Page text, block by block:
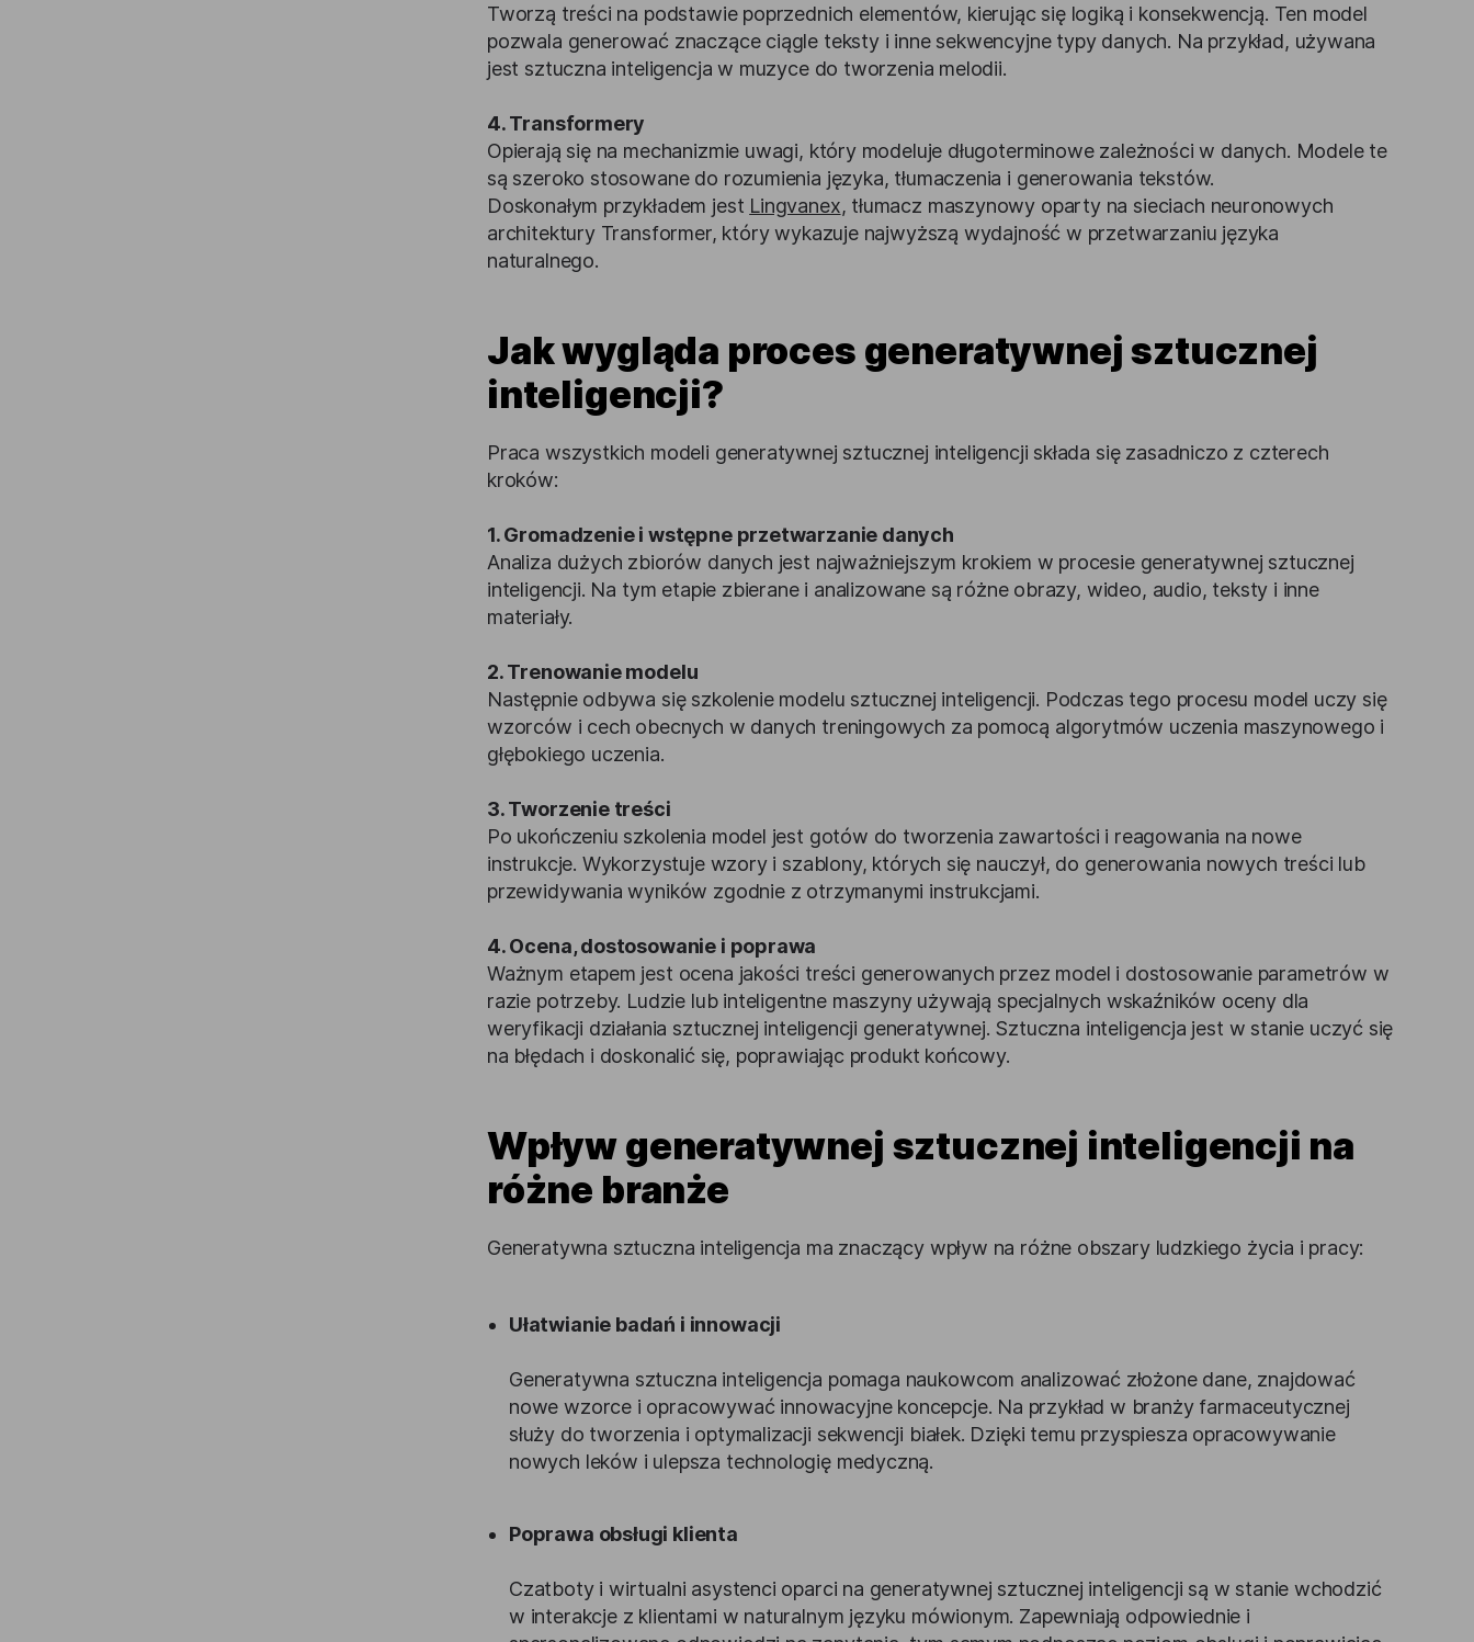
Tworzą treści na podstawie poprzednich elementów, kierując się logiką i konsekwencją. Ten model
pozwala generować znaczące ciągle teksty i inne sekwencyjne typy danych. Na przykład, używana
jest sztuczna inteligencja w muzyce do tworzenia melodii.
4. Transformery
Opierają się na mechanizmie uwagi, który modeluje długoterminowe zależności w danych. Modele te
są szeroko stosowane do rozumienia języka, tłumaczenia i generowania tekstów.
Doskonałym przykładem jest Lingvanex, tłumacz maszynowy oparty na sieciach neuronowych
architektury Transformer, który wykazuje najwyższą wydajność w przetwarzaniu języka
naturalnego.
Jak wygląda proces generatywnej sztucznej
inteligencji?
Praca wszystkich modeli generatywnej sztucznej inteligencji składa się zasadniczo z czterech
kroków:
1. Gromadzenie i wstępne przetwarzanie danych
Analiza dużych zbiorów danych jest najważniejszym krokiem w procesie generatywnej sztucznej
inteligencji. Na tym etapie zbierane i analizowane są różne obrazy, wideo, audio, teksty i inne
materiały.
2. Trenowanie modelu
Następnie odbywa się szkolenie modelu sztucznej inteligencji. Podczas tego procesu model uczy się
wzorców i cech obecnych w danych treningowych za pomocą algorytmów uczenia maszynowego i
głębokiego uczenia.
3. Tworzenie treści
Po ukończeniu szkolenia model jest gotów do tworzenia zawartości i reagowania na nowe
instrukcje. Wykorzystuje wzory i szablony, których się nauczył, do generowania nowych treści lub
przewidywania wyników zgodnie z otrzymanymi instrukcjami.
4. Ocena, dostosowanie i poprawa
Ważnym etapem jest ocena jakości treści generowanych przez model i dostosowanie parametrów w
razie potrzeby. Ludzie lub inteligentne maszyny używają specjalnych wskaźników oceny dla
weryfikacji działania sztucznej inteligencji generatywnej. Sztuczna inteligencja jest w stanie uczyć się
na błędach i doskonalić się, poprawiając produkt końcowy.
Wpływ generatywnej sztucznej inteligencji na
różne branże
Generatywna sztuczna inteligencja ma znaczący wpływ na różne obszary ludzkiego życia i pracy:
Ułatwianie badań i innowacji
Generatywna sztuczna inteligencja pomaga naukowcom analizować złożone dane, znajdować
nowe wzorce i opracowywać innowacyjne koncepcje. Na przykład w branży farmaceutycznej
służy do tworzenia i optymalizacji sekwencji białek. Dzięki temu przyspiesza opracowywanie
nowych leków i ulepsza technologię medyczną.
Poprawa obsługi klienta
Czatboty i wirtualni asystenci oparci na generatywnej sztucznej inteligencji są w stanie wchodzić
w interakcje z klientami w naturalnym języku mówionym. Zapewniają odpowiednie i